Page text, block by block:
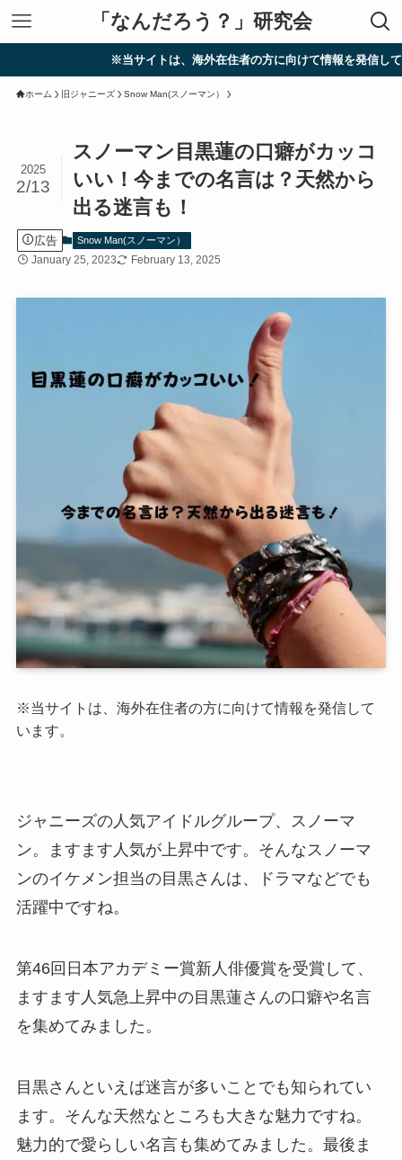
「なんだろう？」研究会
※当サイトは、海外在住者の方に向けて情報を発信しています。
ホーム 旧ジャニーズ Snow Man(スノーマン）
スノーマン目黒蓮の口癖がカッコ
いい！今までの名言は？天然から
出る迷言も！
2025
2/13
広告 Snow Man(スノーマン）
January 25, 2023 February 13, 2025
※当サイトは、海外在住者の方に向けて情報を発信して
います。
ジャニーズの人気アイドルグループ、スノーマ
ン。ますます人気が上昇中です。そんなスノーマ
ンのイケメン担当の目黒さんは、ドラマなどでも
活躍中ですね。
第46回日本アカデミー賞新人俳優賞を受賞して、
ますます人気急上昇中の目黒蓮さんの口癖や名言
を集めてみました。
目黒さんといえば迷言が多いことでも知られてい
ます。そんな天然なところも大きな魅力ですね。
魅力的で愛らしい名言も集めてみました。最後ま